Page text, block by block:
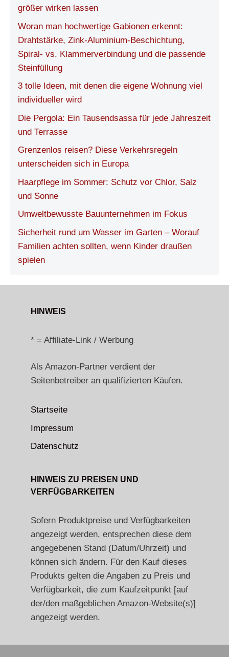
größer wirken lassen
Woran man hochwertige Gabionen erkennt:
Drahtstärke, Zink-Aluminium-Beschichtung,
Spiral- vs. Klammerverbindung und die passende
Steinfüllung
3 tolle Ideen, mit denen die eigene Wohnung viel
individueller wird
Die Pergola: Ein Tausendsassa für jede Jahreszeit
und Terrasse
Grenzenlos reisen? Diese Verkehrsregeln
unterscheiden sich in Europa
Haarpflege im Sommer: Schutz vor Chlor, Salz
und Sonne
Umweltbewusste Bauunternehmen im Fokus
Sicherheit rund um Wasser im Garten – Worauf
Familien achten sollten, wenn Kinder draußen
spielen
HINWEIS
* = Affiliate-Link / Werbung
Als Amazon-Partner verdient der
Seitenbetreiber an qualifizierten Käufen.
Startseite
Impressum
Datenschutz
HINWEIS ZU PREISEN UND
VERFÜGBARKEITEN
Sofern Produktpreise und Verfügbarkeiten
angezeigt werden, entsprechen diese dem
angegebenen Stand (Datum/Uhrzeit) und
können sich ändern. Für den Kauf dieses
Produkts gelten die Angaben zu Preis und
Verfügbarkeit, die zum Kaufzeitpunkt [auf
der/den maßgeblichen Amazon-Website(s)]
angezeigt werden.